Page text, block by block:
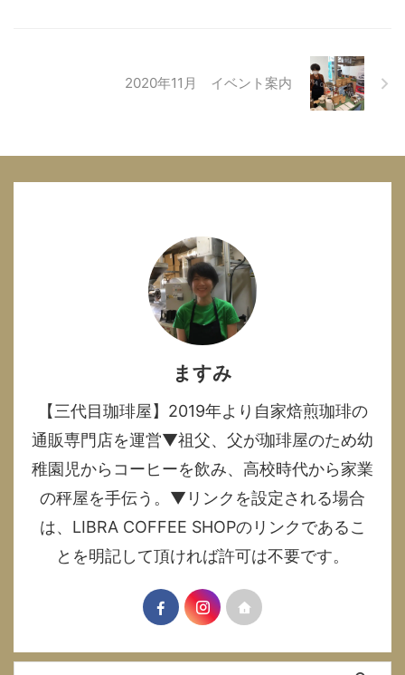
2020年11月 イベント案内
ますみ
【三代目珈琲屋】2019年より自家焙煎珈琲の
通販専門店を運営▼祖父、父が珈琲屋のため幼
稚園児からコーヒーを飲み、高校時代から家業
の秤屋を手伝う。▼リンクを設定される場合
は、LIBRA COFFEE SHOPのリンクであるこ
とを明記して頂ければ許可は不要です。